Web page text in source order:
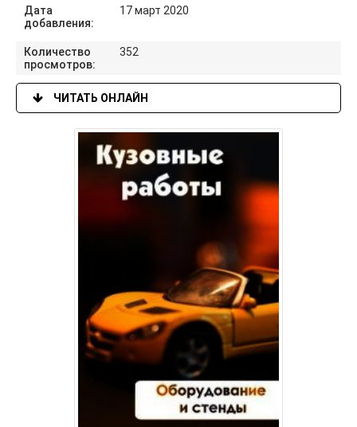
Дата
добавления:
17 март 2020
Количество
просмотров:
352
ЧИТАТЬ ОНЛАЙН